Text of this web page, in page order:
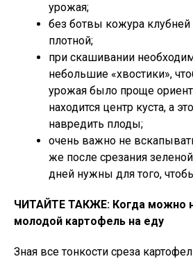
урожая;
без ботвы кожура клубней
плотной;
при скашивании
небольшие «хвостики»,
урожая было проще
находится центр куста, а
навредить плоды;
очень важно не
же после срезания
дней нужны для того,
ЧИТАЙТЕ ТАКЖЕ: Когда можно
молодой картофель на еду
Зная все тонкости среза